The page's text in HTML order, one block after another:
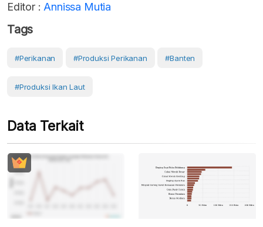
Editor : Annissa Mutia
Tags
#Perikanan #Produksi Perikanan #Banten
#produksi Ikan Laut
Data Terkait